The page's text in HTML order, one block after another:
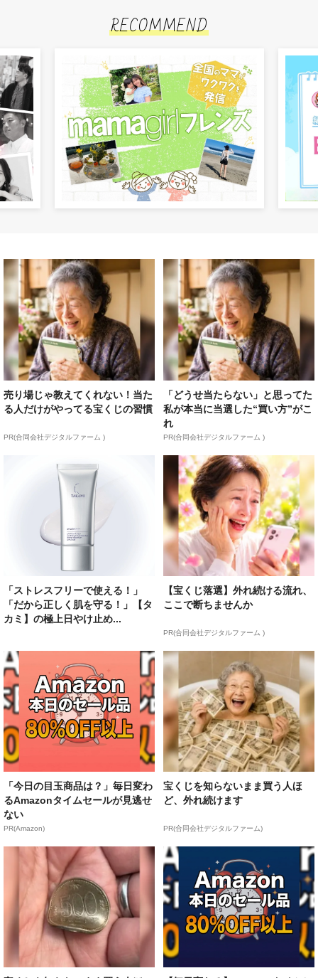
RECOMMEND
売り場じゃ教えてくれない！当た
る人だけがやってる宝くじの習慣
PR(合同会社デジタルファーム )
「どうせ当たらない」と思ってた
私が本当に当選した“買い方”がこ
れ
PR(合同会社デジタルファーム )
「ストレスフリーで使える！」
「だから正しく肌を守る！」【タ
カミ】の極上日やけ止め...
【宝くじ落選】外れ続ける流れ、
ここで断ちませんか
PR(合同会社デジタルファーム )
「今日の目玉商品は？」毎日変わ
るAmazonタイムセールが見逃せ
ない
PR(Amazon)
宝くじを知らないまま買う人ほ
ど、外れ続けます
PR(合同会社デジタルファーム)